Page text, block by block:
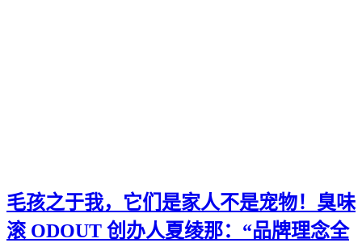
毛孩之于我，它们是家人不是宠物！臭味
滚 ODOUT 创办人夏绫那：“品牌理念全